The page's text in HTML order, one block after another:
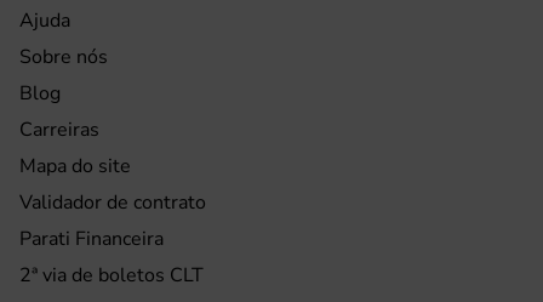
Ajuda
Sobre nós
Blog
Carreiras
Mapa do site
Validador de contrato
Parati Financeira
2ª via de boletos CLT